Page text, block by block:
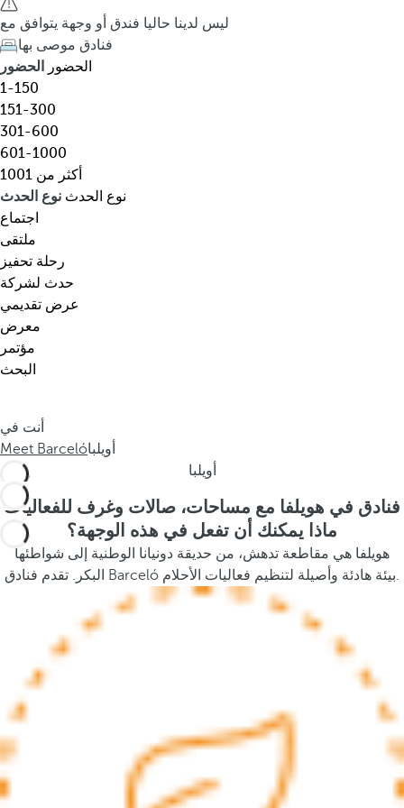
ق
،
و
ج
ه
ة
،
ن
و
ع
م
ع
ي
ن
…
h
e
d
o
w
n
a
r
r
o
w
k
e
y
o
p
e
t
h
o
p
v
e
s
f
o
ليس لدينا حاليا فندق أو وجهة يتوافق مع
فنادق موصى بها
الحضور
الحضور
1-150
151-300
301-600
601-1000
أكثر من 1001
نوع الحدث نوع الحدث
اجتماع
ملتقى
رحلة تحفيز
حدث لشركة
عرض تقديمي
معرض
مؤتمر
البحث
أنت في
Meet Barcelóأويلبا
أويلبا
فنادق في هويلفا مع مساحات، صالات وغرف للفعاليات
ماذا يمكنك أن تفعل في هذه الوجهة؟
هويلفا هي مقاطعة تدهش، من حديقة دونيانا الوطنية إلى شواطئها
البكر. تقدم فنادق Barceló بيئة هادئة وأصيلة لتنظيم فعاليات الأحلام.